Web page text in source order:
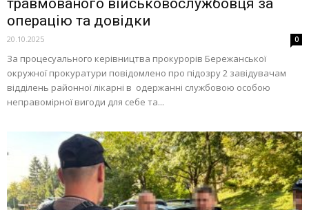
травмованого військовослужбовця за
операцію та довідки
20.10.2025 0
За процесуального керівництва прокурорів Бережанської
окружної прокуратури повідомлено про підозру 2 завідувачам
відділень районної лікарні в одержанні службовою особою
неправомірної вигоди для себе та...